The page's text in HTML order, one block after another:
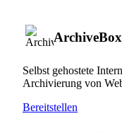
ArchiveBox
Selbst gehostete
Archivierung von
Bereitstellen